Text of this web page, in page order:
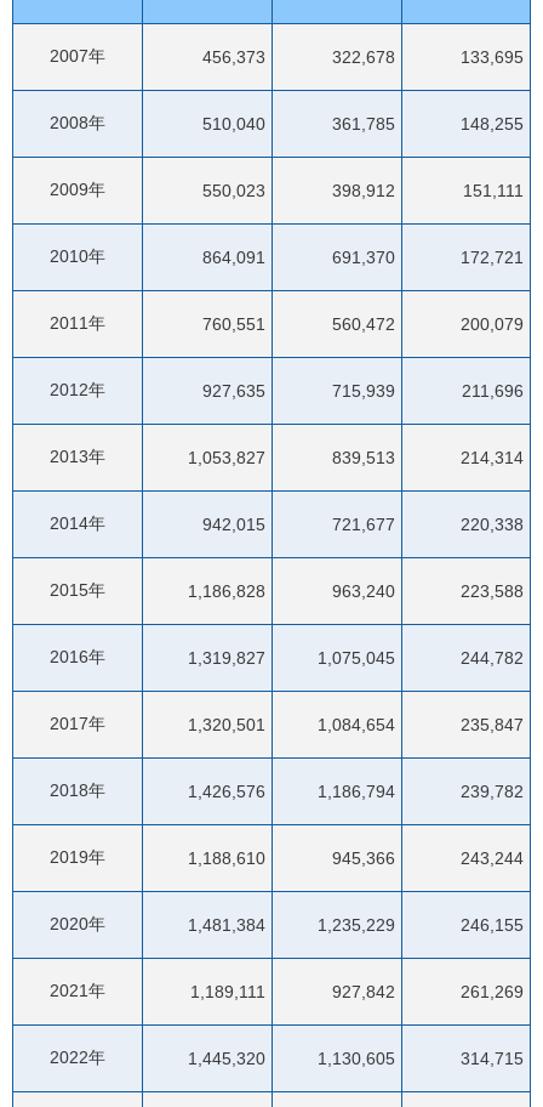
2007年 456,373 322,678 133,695
2008年 510,040 361,785 148,255
2009年 550,023 398,912 151,111
2010年 864,091 691,370 172,721
2011年 760,551 560,472 200,079
2012年 927,635 715,939 211,696
2013年 1,053,827 839,513 214,314
2014年 942,015 721,677 220,338
2015年 1,186,828 963,240 223,588
2016年 1,319,827 1,075,045 244,782
2017年 1,320,501 1,084,654 235,847
2018年 1,426,576 1,186,794 239,782
2019年 1,188,610 945,366 243,244
2020年 1,481,384 1,235,229 246,155
2021年 1,189,111 927,842 261,269
2022年 1,445,320 1,130,605 314,715